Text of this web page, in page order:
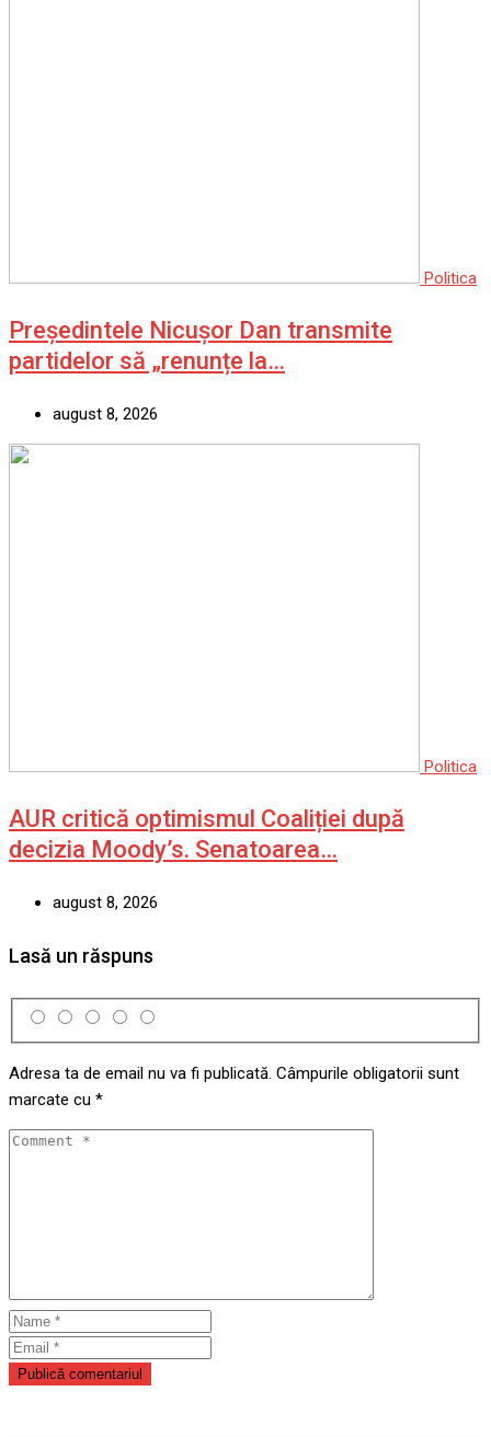
Politica
Președintele Nicușor Dan transmite
partidelor să „renunțe la…
august 8, 2026
Politica
AUR critică optimismul Coaliției după
decizia Moody’s. Senatoarea…
august 8, 2026
Lasă un răspuns
Adresa ta de email nu va fi publicată. Câmpurile obligatorii sunt
marcate cu *